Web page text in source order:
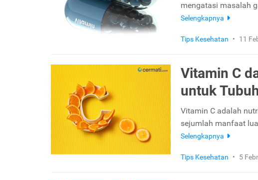
mengatasi masalah
Selengkapnya
Tips Kesehatan • 11
Vitamin C
untuk
Vitamin C adalah
sejumlah manfaat
Selengkapnya
Tips Kesehatan • 5